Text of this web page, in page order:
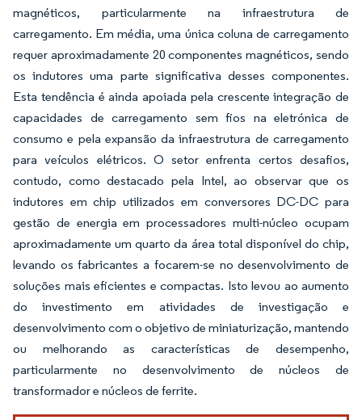
magnéticos, particularmente na infraestrutura de
carregamento. Em média, uma única coluna de carregamento
requer aproximadamente 20 componentes magnéticos, sendo
os indutores uma parte significativa desses componentes.
Esta tendência é ainda apoiada pela crescente integração de
capacidades de carregamento sem fios na eletrónica de
consumo e pela expansão da infraestrutura de carregamento
para veículos elétricos. O setor enfrenta certos desafios,
contudo, como destacado pela Intel, ao observar que os
indutores em chip utilizados em conversores DC-DC para
gestão de energia em processadores multi-núcleo ocupam
aproximadamente um quarto da área total disponível do chip,
levando os fabricantes a focarem-se no desenvolvimento de
soluções mais eficientes e compactas. Isto levou ao aumento
do investimento em atividades de investigação e
desenvolvimento com o objetivo de miniaturização, mantendo
ou melhorando as características de desempenho,
particularmente no desenvolvimento de núcleos de
transformador e núcleos de ferrite.